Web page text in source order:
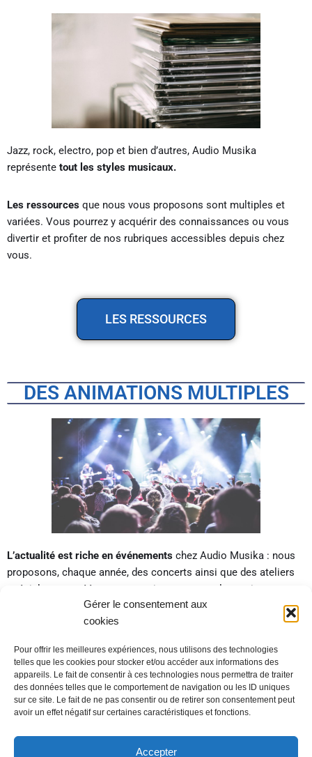
Gérer le consentement aux
cookies
Pour offrir les meilleures expériences, nous utilisons des technologies
telles que les cookies pour stocker et/ou accéder aux informations des
appareils. Le fait de consentir à ces technologies nous permettra de traiter
des données telles que le comportement de navigation ou les ID uniques
sur ce site. Le fait de ne pas consentir ou de retirer son consentement peut
avoir un effet négatif sur certaines caractéristiques et fonctions.
Accepter
Jazz, rock, electro, pop et bien d’autres, Audio Musika
représente tout les styles musicaux.
Les ressources que nous vous proposons sont multiples et
variées. Vous pourrez y acquérir des connaissances ou vous
divertir et profiter de nos rubriques accessibles depuis chez
vous.
LES RESSOURCES
DES ANIMATIONS MULTIPLES
L’actualité est riche en événements chez Audio Musika : nous
proposons, chaque année, des concerts ainsi que des ateliers
spécialement créés pour pouvoir transmettre la musique au
plus grand nombre et la partager avec d’autres artistes et
spécialistes du domaine.
LES ACTUALITÉS